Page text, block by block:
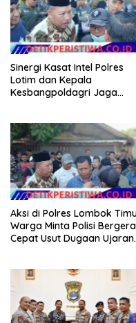
Sinergi Kasat Intel Polres
Lotim dan Kepala
Kesbangpoldagri Jaga
Aksi di Polres Lombok
Warga Minta Polisi
Cepat Usut Dugaan Ujaran